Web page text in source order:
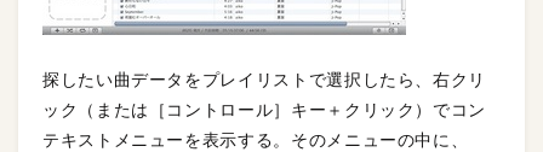
探したい曲データをプレイリストで選択したら、右クリ
ック（または［コントロール］キー＋クリック）でコン
テキストメニューを表示する。そのメニューの中に、